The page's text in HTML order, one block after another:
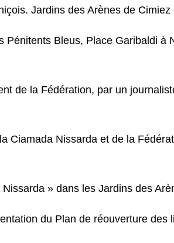
Jardins des Arènes de Cimiez
Bleus, Place Garibaldi à
de la Fédération, par un
Ciamada Nissarda et de la
» dans les Jardins des
du Plan de réouverture des